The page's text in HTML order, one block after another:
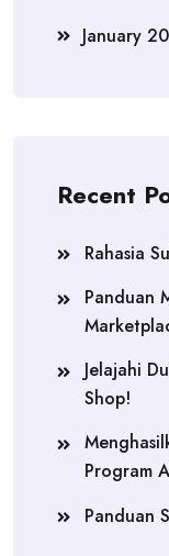
January
Recent
Rahasia
Panduan
Jelajahi
Shop!
Program
Panduan